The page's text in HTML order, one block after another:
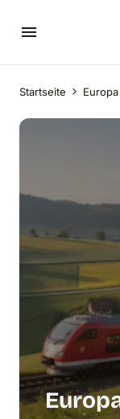
Startseite